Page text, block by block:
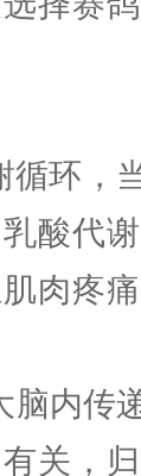
循环，
酸代
肉疼
脑内传
关，